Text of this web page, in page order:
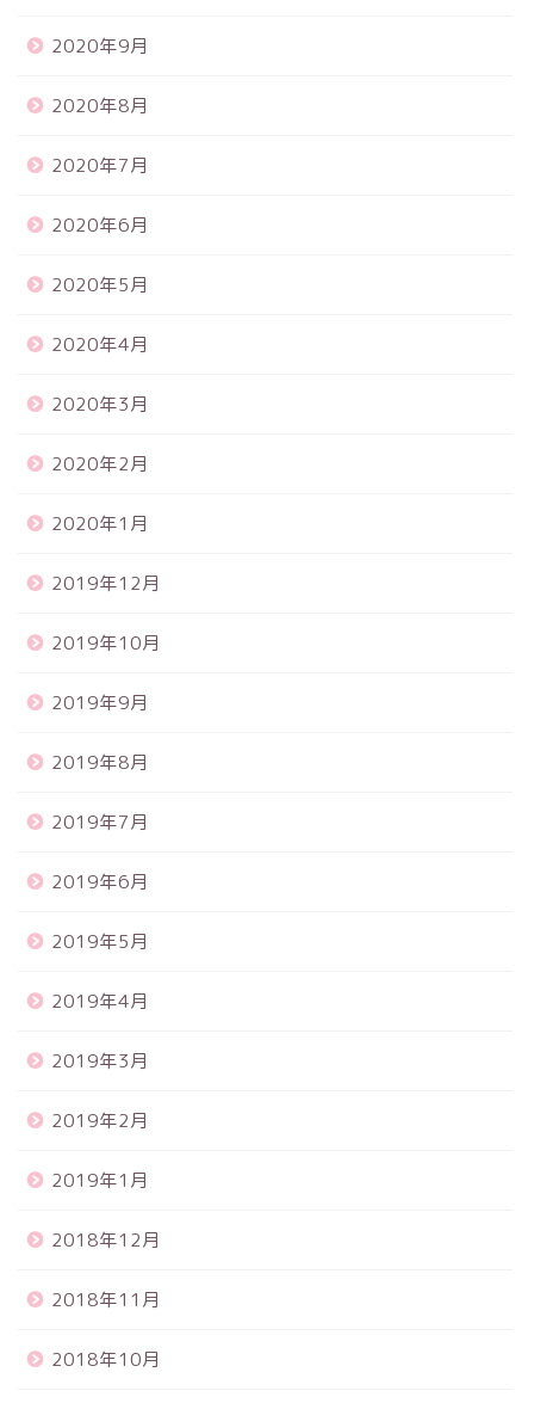
2020年9月
2020年8月
2020年7月
2020年6月
2020年5月
2020年4月
2020年3月
2020年2月
2020年1月
2019年12月
2019年10月
2019年9月
2019年8月
2019年7月
2019年6月
2019年5月
2019年4月
2019年3月
2019年2月
2019年1月
2018年12月
2018年11月
2018年10月